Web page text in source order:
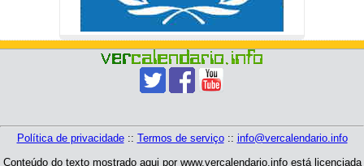
Política de privacidade:: Termos de serviço:: info@vercalendario.info
Conteúdo do texto mostrado aqui por www.vercalendario.info está licenciada